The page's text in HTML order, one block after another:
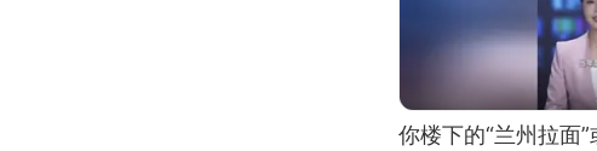
你楼下的“兰州拉面